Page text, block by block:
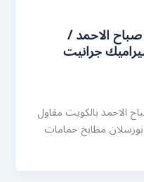
الاحمد /
سيراميك جرانيت
الاحمد بالكويت مقاول
مطابخ حمامات